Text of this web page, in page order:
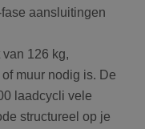
aansluitingen
126 kg,
muur nodig is. De
laadcycli vele
structureel op je